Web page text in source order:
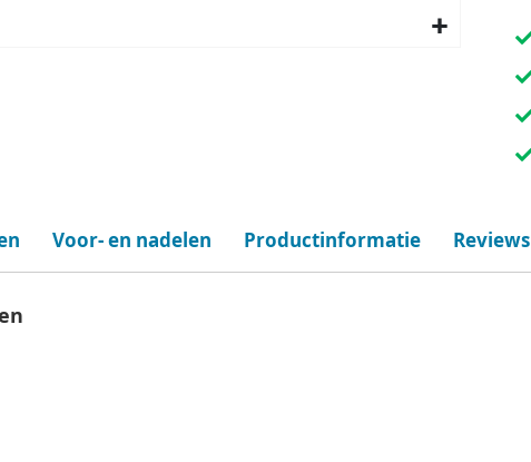
Voor- en nadelen Productinformatie Reviews